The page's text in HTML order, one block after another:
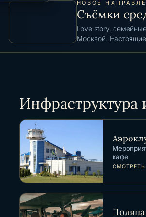
СМОТРЕТЬ · 10 →
НОВОЕ
Съёмки
Love story,
Москвой.
Инфраструктура
кафе
СМОТРЕТЬ
Поляна